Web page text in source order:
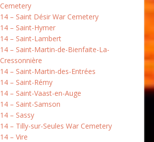
Cemetery
14 – Saint Désir War Cemetery
14 – Saint-Hymer
14 – Saint-Lambert
14 – Saint-Martin-de-Bienfaite-La-
Cressonnière
14 – Saint-Martin-des-Entrées
14 – Saint-Rémy
14 – Saint-Vaast-en-Auge
14 – Saint-Samson
14 – Sassy
14 – Tilly-sur-Seules War Cemetery
14 – Vire